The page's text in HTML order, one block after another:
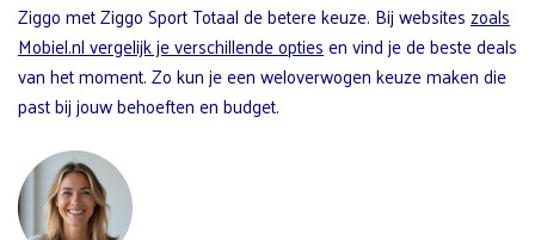
Ziggo met Ziggo Sport Totaal de betere keuze. Bij websiteszoals
Mobiel.nl vergelijk je verschillende optiesen vind je de beste deals
van het moment. Zo kun je een weloverwogen keuze maken die
past bij jouw behoeften en budget.